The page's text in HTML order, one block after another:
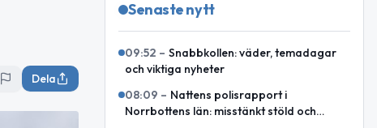
Dela
Senaste nytt
09:52 – Snabbkollen: väder, temadagar
och viktiga nyheter
08:09 – Nattens polisrapport i
Norrbottens län: misstänkt stöld och